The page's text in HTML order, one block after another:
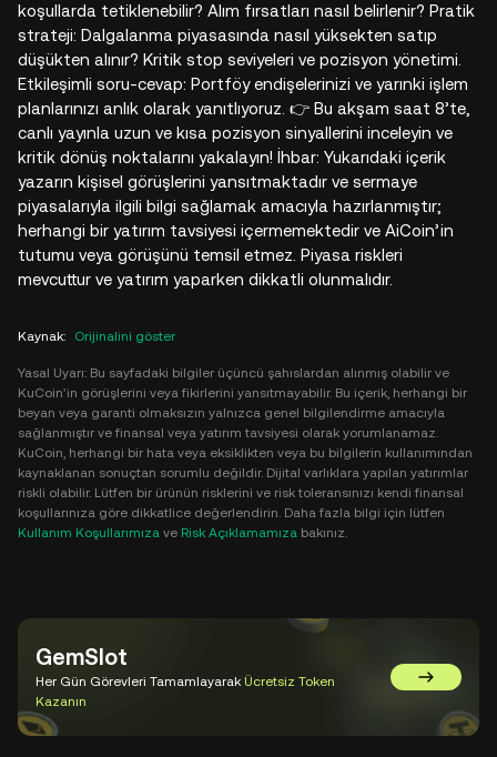
koşullarda tetiklenebilir? Alım fırsatları nasıl belirlenir? Pratik
strateji: Dalgalanma piyasasında nasıl yüksekten satıp
düşükten alınır? Kritik stop seviyeleri ve pozisyon yönetimi.
Etkileşimli soru-cevap: Portföy endişelerinizi ve yarınki işlem
planlarınızı anlık olarak yanıtlıyoruz. 👉 Bu akşam saat 8’te,
canlı yayınla uzun ve kısa pozisyon sinyallerini inceleyin ve
kritik dönüş noktalarını yakalayın! İhbar: Yukarıdaki içerik
yazarın kişisel görüşlerini yansıtmaktadır ve sermaye
piyasalarıyla ilgili bilgi sağlamak amacıyla hazırlanmıştır;
herhangi bir yatırım tavsiyesi içermemektedir ve AiCoin’in
tutumu veya görüşünü temsil etmez. Piyasa riskleri
mevcuttur ve yatırım yaparken dikkatli olunmalıdır.
Kaynak: Orijinalini göster
Yasal Uyarı: Bu sayfadaki bilgiler üçüncü şahıslardan alınmış olabilir ve
KuCoin'in görüşlerini veya fikirlerini yansıtmayabilir. Bu içerik, herhangi bir
beyan veya garanti olmaksızın yalnızca genel bilgilendirme amacıyla
sağlanmıştır ve finansal veya yatırım tavsiyesi olarak yorumlanamaz.
KuCoin, herhangi bir hata veya eksiklikten veya bu bilgilerin kullanımından
kaynaklanan sonuçtan sorumlu değildir. Dijital varlıklara yapılan yatırımlar
riskli olabilir. Lütfen bir ürünün risklerini ve risk toleransınızı kendi finansal
koşullarınıza göre dikkatlice değerlendirin. Daha fazla bilgi için lütfen
Kullanım Koşullarımıza ve Risk Açıklamamıza bakınız.
GemSlot
Her Gün Görevleri Tamamlayarak Ücretsiz Token
Kazanın